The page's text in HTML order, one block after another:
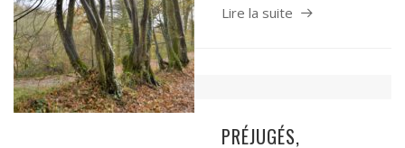
Lire la suite
PRÉJUGÉS,